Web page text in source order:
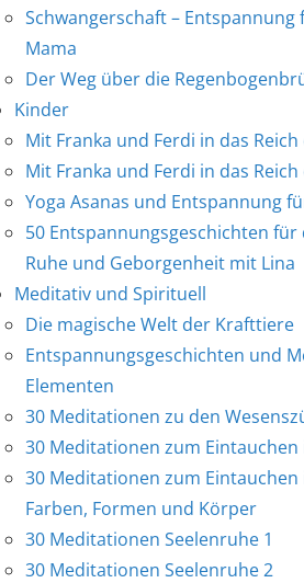
Schwangerschaft –
Mama
Der Weg über die
Kinder
Mit Franka und Ferdi in das
Mit Franka und Ferdi in das
Yoga Asanas und Entspannung
50 Entspannungsgeschichten für
Ruhe und Geborgenheit mit Lina
Meditativ und Spirituell
Die magische Welt der Krafttiere
Entspannungsgeschichten und
Elementen
30 Meditationen zu den
30 Meditationen zum
30 Meditationen zum
Farben, Formen und Körper
30 Meditationen Seelenruhe 1
30 Meditationen Seelenruhe 2